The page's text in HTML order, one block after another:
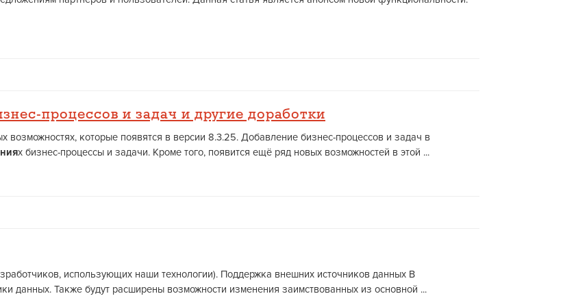
процессов и задач и другие доработки
которые появятся в версии 8.3.25. Добавление бизнес-процессов и задач в
х бизнес-процессы и задачи. Кроме того, появится ещё ряд новых возможностей в этой ...
использующих наши технологии). Поддержка внешних источников данных В
данных. Также будут расширены возможности изменения заимствованных из основной ...